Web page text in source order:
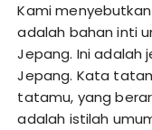
Kami
adalah bahan inti
Jepang. Ini adalah
Jepang. Kata
tatamu, yang
adalah istilah